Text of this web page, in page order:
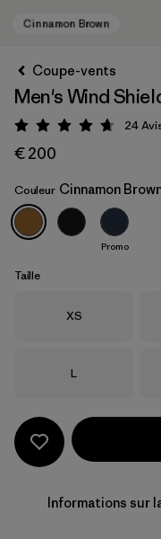
Cinnamon Brown
Coupe-vents
Men's Wind
Évaluation: 4.7 /
24
€ 200
Couleur Cinnamon
Promo
Taille
Taille
XS
Taille
L
Informations sur